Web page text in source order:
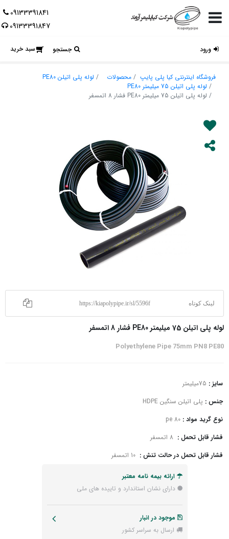
09133391841
09133391847
سبد خرید جستجو ورود
فروشگاه اینترنتی کیا پلی پایپ محصولات
لوله پلی اتیلن PE80
لوله پلی اتیلن 75 میلیمتر PE80
لوله پلی اتیلن 75 میلیمتر PE80 فشار 8 اتمسفر
لینک کوتاه https://kiapolypipe.ir/sl/5596f
لوله پلی اتیلن 75 میلیمتر PE80 فشار 8 اتمسفر
Polyethylene Pipe 75mm PN8 PE80
سایز : 75میلیمتر
جنس : پلی اتیلن سنگین HDPE
نوع گرید مواد : pe 80
فشار قابل تحمل :
فشار قابل تحمل در حالت تنش :
ارائه بیمه نامه معتبر
دارای نشان استاندارد و تاییده های ملی
موجود در انبار
ارسال به سراسر کشور